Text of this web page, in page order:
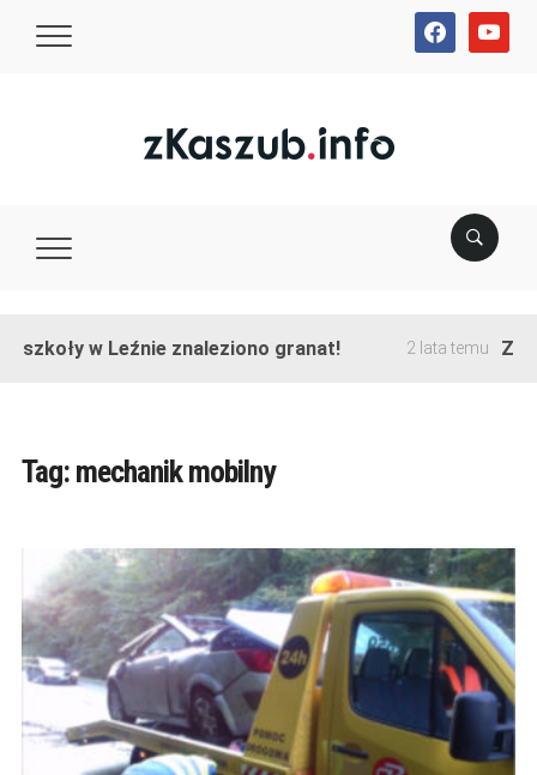
facebookyoutube
szkoły w Leźnie znaleziono granat! 2 lata temu
Tag: mechanik mobilny